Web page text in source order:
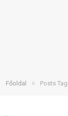
Főoldal » Posts